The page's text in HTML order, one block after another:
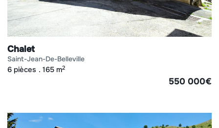
Chalet
saint-jean-de-belleville
6 pièces 165 m2
550 000€